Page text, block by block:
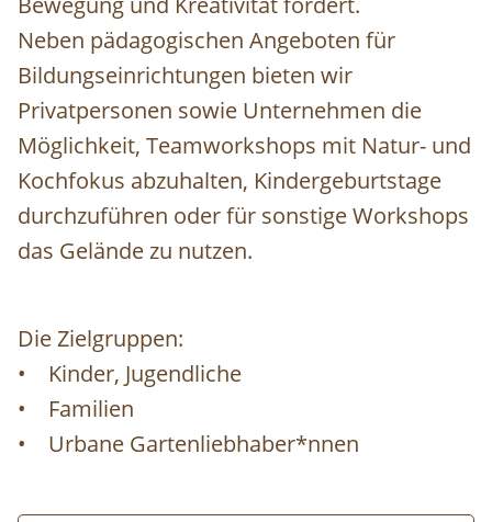
Neben pädagogischen Angeboten für
Bildungseinrichtungen bieten wir
Privatpersonen sowie Unternehmen die
Möglichkeit, Teamworkshops mit Natur- und
Kochfokus abzuhalten, Kindergeburtstage
durchzuführen oder für sonstige Workshops
das Gelände zu nutzen.
Die Zielgruppen:
• Kinder, Jugendliche
• Familien
• Urbane Gartenliebhaber*nnen